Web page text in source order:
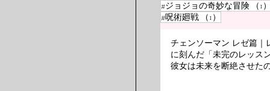
#ジョジョの奇妙な冒険
（1
#呪術廻戦
（1）
チェンソーマン レゼ篇｜
に刻んだ「未完のレッ
彼女は未来を断絶させた